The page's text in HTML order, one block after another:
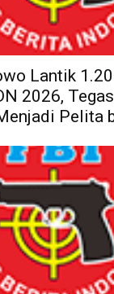
Lantik
2026,
Pelita